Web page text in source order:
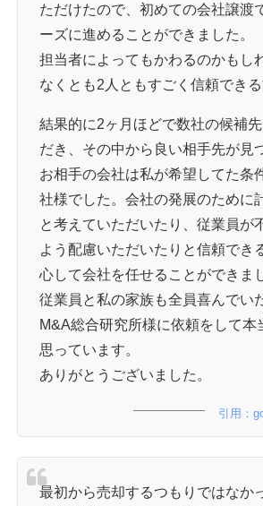
ただけたので、初めての会社譲渡
ーズに進めることができました。
担当者によってもかわるのかもし
なくとも2人ともすごく信頼できる
結果的に2ヶ月ほどで数社の候補
だき、その中から良い相手先が見
お相手の会社は私が希望してた条
社様でした。会社の発展のために
と考えていただいたり、従業員が
よう配慮いただいたりと信頼でき
心して会社を任せることができま
従業員と私の家族も全員喜んでい
M&A総合研究所様に依頼をして本
思っています。
ありがとうございました。
引用：
最初から売却するつもりではなか